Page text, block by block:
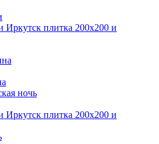
плитка 200х200 и
ночь
плитка 200х200 и